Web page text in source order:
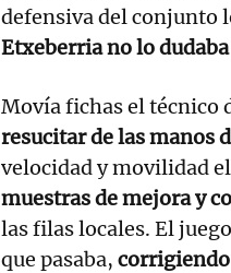
defensiva del conjunto
Etxeberria no lo
Movía fichas el técnico
resucitar de las manos
velocidad y movilidad
muestras de mejora y
las filas locales. El
que pasaba, corrigiendo